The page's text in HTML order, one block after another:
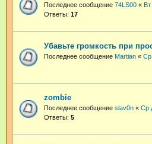
Последнее сообщение 74LS00 «
Ответы: 17
Убавьте громкость при
Последнее сообщение Martian « Ср
zombie
Последнее сообщение slav0n « Ср
Ответы: 5